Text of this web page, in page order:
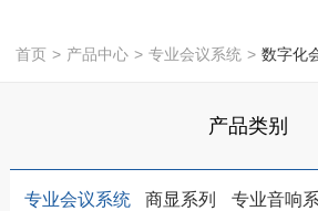
首页 > 产品中心 > 专业会议系统 > 数字化
产品类别
专业会议系统 商显系列 专业音响